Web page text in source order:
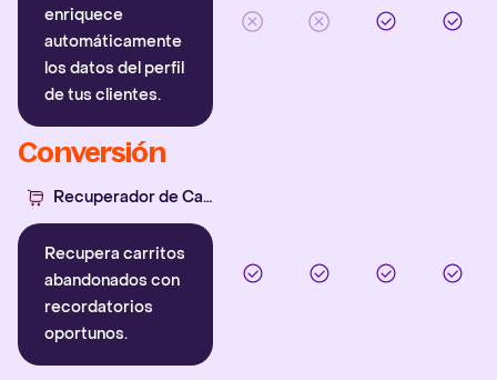
enriquece
automáticamente
los datos del perfil
de tus clientes.
Conversión
Recuperador de Carritos
Recupera carritos
abandonados con
recordatorios
oportunos.